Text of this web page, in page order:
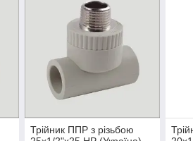
Трійник ППР з різьбою